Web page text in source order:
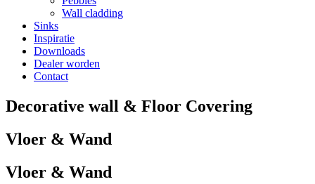
Wall cladding
Sinks
Inspiratie
Downloads
Dealer worden
Contact
Decorative wall & Floor Covering
Vloer & Wand
Vloer & Wand